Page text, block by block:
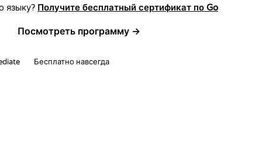
языку? Получите бесплатный сертификат по Go
Посмотреть программу →
Бесплатно навсегда